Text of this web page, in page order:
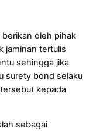
oleh pihak
jaminan tertulis
sehingga jika
surety bond selaku
kepada
sebagai